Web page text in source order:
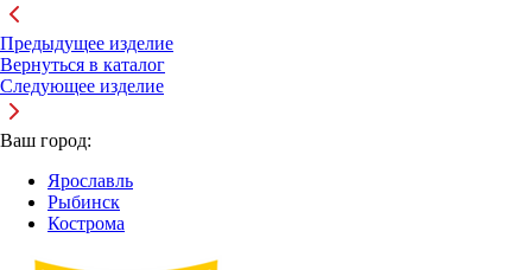
Предыдущее изделие
Вернуться в каталог
Следующее изделие
Ваш город:
Ярославль
Рыбинск
Кострома